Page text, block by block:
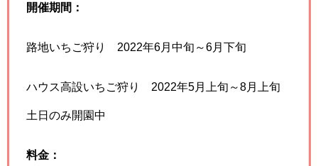
開催期間：
路地いちご狩り 2022年6月中旬～6月下旬
ハウス高設いちご狩り 2022年5月上旬～8月上旬
土日のみ開園中
料金：